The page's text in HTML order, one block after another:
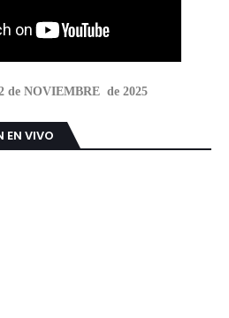
de NOVIEMBRE de 2025
EN VIVO